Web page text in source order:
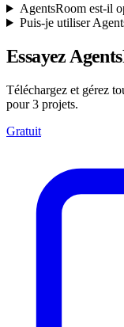
AgentsRoom est-il
Puis-je utiliser
Essayez
Téléchargez et gérez
pour 3 projets.
Gratuit